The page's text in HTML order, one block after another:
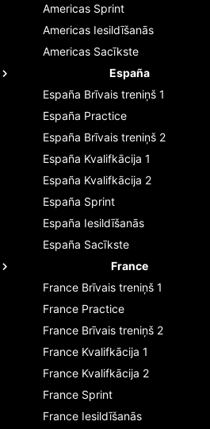
Americas Sprint
Americas Iesildīšanās
Americas Sacīkste
España
España Brīvais treniņš 1
España Practice
España Brīvais treniņš 2
España Kvalifkācija 1
España Kvalifkācija 2
España Sprint
España Iesildīšanās
España Sacīkste
France
France Brīvais treniņš 1
France Practice
France Brīvais treniņš 2
France Kvalifkācija 1
France Kvalifkācija 2
France Sprint
France Iesildīšanās